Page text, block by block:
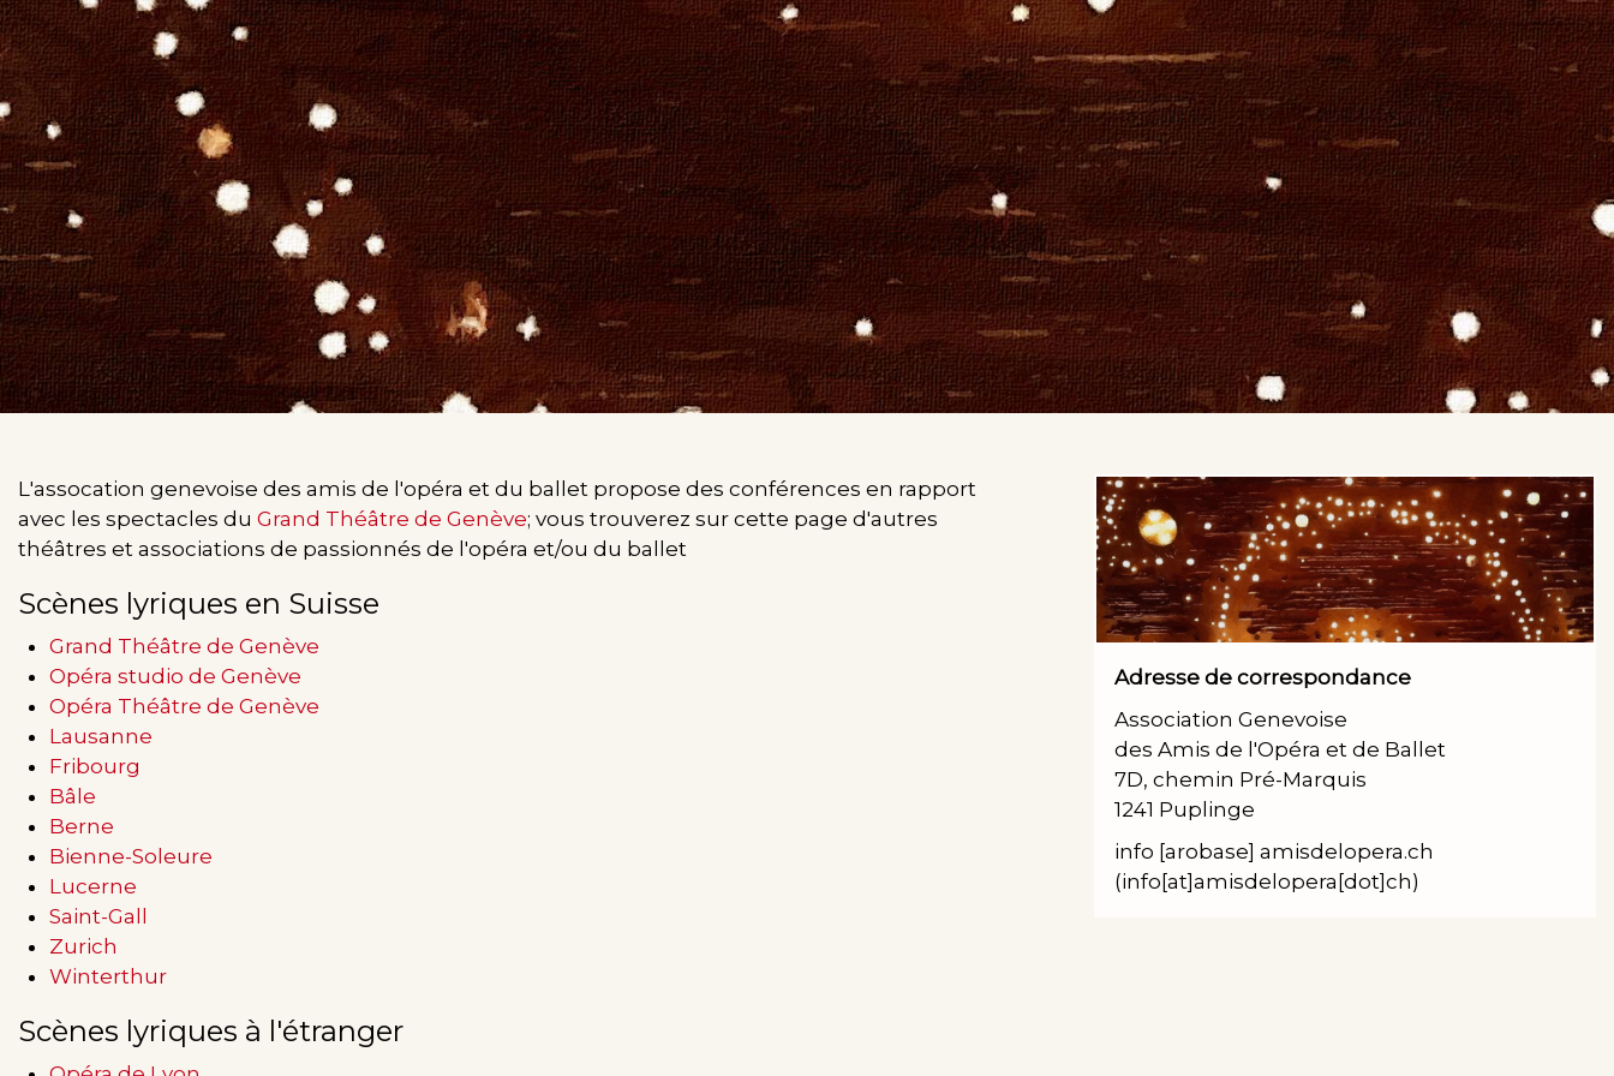
L'assocation genevoise des amis de l'opéra et du ballet propose des conférences en rapport
avec les spectacles du Grand Théâtre de Genève; vous trouverez sur cette page d'autres
théâtres et associations de passionnés de l'opéra et/ou du ballet
Scènes lyriques en Suisse
Grand Théâtre de Genève
Opéra studio de Genève
Opéra Théâtre de Genève
Lausanne
Fribourg
Bâle
Berne
Bienne-Soleure
Lucerne
Saint-Gall
Zurich
Winterthur
Scènes lyriques à l'étranger
Image
Adresse de correspondance
Association Genevoise
des Amis de l'Opéra et de Ballet
7D, chemin Pré-Marquis
1241 Puplinge
info [arobase] amisdelopera.ch
(info[at]amisdelopera[dot]ch)